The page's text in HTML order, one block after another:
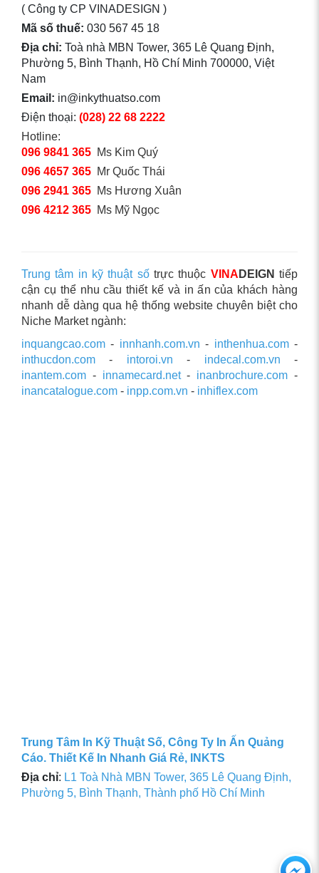
( Công ty CP VINADESIGN )
Mã số thuế: 030 567 45 18
Địa chỉ: Toà nhà MBN Tower, 365 Lê Quang Định,
Phường 5, Bình Thạnh, Hồ Chí Minh 700000, Việt
Nam
Email: in@inkythuatso.com
Điện thoại: (028) 22 68 2222
Hotline:
096 9841 365 Ms Kim Quý
096 4657 365 Mr Quốc Thái
096 2941 365 Ms Hương Xuân
096 4212 365 Ms Mỹ Ngọc
Trung tâm in kỹ thuật sốtrực thuộc VINA DEIGN tiếp
cận cụ thể nhu cầu thiết kế và in ấn của khách hàng
nhanh dễ dàng qua hệ thống website chuyên biệt cho
Niche Market ngành:
inquangcao.com - innhanh.com.vn - inthenhua.com-
inthucdon.com - intoroi.vn - indecal.com.vn -
inantem.com - innamecard.net- inanbrochure.com -
inancatalogue.com - inpp.com.vn - inhiflex.com
Trung Tâm In Kỹ Thuật Số, Công Ty In Ấn Quảng
Cáo. Thiết Kế In Nhanh Giá Rẻ, INKTS
Địa chỉ: L1 Toà Nhà MBN Tower, 365 Lê Quang Định,
Phường 5, Bình Thạnh, Thành phố Hồ Chí Minh